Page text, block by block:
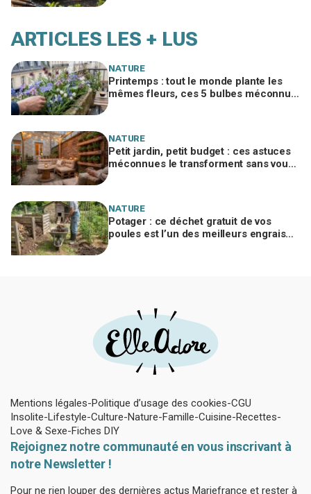
ARTICLES LES + LUS
NATURE
Printemps : tout le monde plante les
mêmes fleurs, ces 5 bulbes méconnus
NATURE
Petit jardin, petit budget : ces astuces
méconnues le transforment sans vous
NATURE
Potager : ce déchet gratuit de vos
poules est l’un des meilleurs engrais
Mentions légales Politique d’usage des cookies CGU
Insolite Lifestyle Culture Nature Famille Cuisine Recettes
Love & Sexe Fiches DIY
Rejoignez notre communauté en vous inscrivant à
notre Newsletter !
Pour ne rien louper des dernières actus Mariefrance et rester à